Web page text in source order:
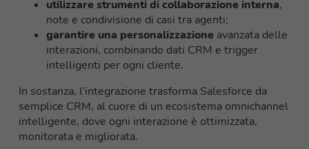
utilizzare strumenti di collaborazione interna,
note e condivisione di casi tra agenti;
garantire una personalizzazione avanzata delle
interazioni, combinando dati CRM e trigger
intelligenti per ogni cliente.
In sostanza, l’integrazione trasforma Salesforce da
semplice CRM, al cuore di un ecosistema omnichannel
intelligente, dove ogni interazione è ottimizzata,
monitorata e migliorata.